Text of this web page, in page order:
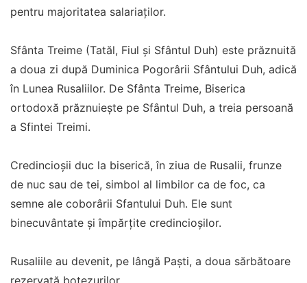
pentru majoritatea salariaţilor.
Sfânta Treime (Tatăl, Fiul şi Sfântul Duh) este prăznuită
a doua zi după Duminica Pogorârii Sfântului Duh, adică
în Lunea Rusaliilor. De Sfânta Treime, Biserica
ortodoxă prăznuieşte pe Sfântul Duh, a treia persoană
a Sfintei Treimi.
Credincioşii duc la biserică, în ziua de Rusalii, frunze
de nuc sau de tei, simbol al limbilor ca de foc, ca
semne ale coborârii Sfantului Duh. Ele sunt
binecuvântate şi împărţite credincioşilor.
Rusaliile au devenit, pe lângă Paşti, a doua sărbătoare
rezervată botezurilor.